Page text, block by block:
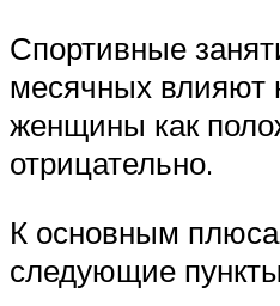
Спортивные
месячных влияют
женщины как
отрицательно.
К основным
следующие